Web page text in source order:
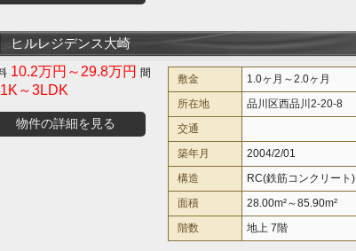
ヒルレジデンス大崎
10.2万円～29.8万円
1K～3LDK
物件の詳細を見る
敷金 1.0ヶ月～2.0ヶ月
所在地
品川区西品川2-20-8
交通
築年月
2004/2/01
構造
RC(鉄筋コンクリート)
面積
28.00m²～85.90m²
階数
地上 7階